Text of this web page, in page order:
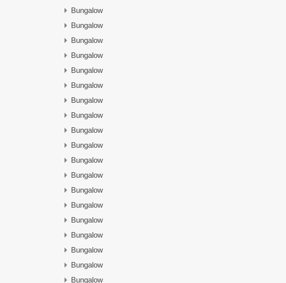
Bungalow
Bungalow
Bungalow
Bungalow
Bungalow
Bungalow
Bungalow
Bungalow
Bungalow
Bungalow
Bungalow
Bungalow
Bungalow
Bungalow
Bungalow
Bungalow
Bungalow
Bungalow
Bungalow